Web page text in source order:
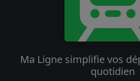
Ma Ligne simplifie vos
quotidien